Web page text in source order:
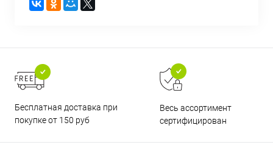
Бесплатная доставка при
покупке от 150 руб
Весь ассортимент
сертифицирован